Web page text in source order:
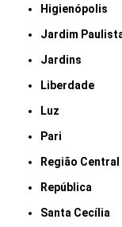
Higienópolis
Jardim
Jardins
Liberdade
Luz
Pari
Região Central
República
Santa Cecília